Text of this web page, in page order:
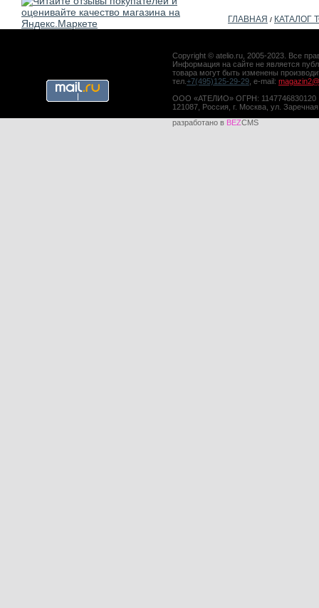
ГЛАВНАЯ / КАТАЛОГ
Copyright © atelio.ru, 2005-2023. Все
Информация на сайте не является
товара могут быть изменены
тел. +7(495)125-29-29 , e-mail:
ООО «АТЕЛИО» ОГРН: 1147746830120
121087, Россия, г. Москва, ул.
разработано в BEZCMS